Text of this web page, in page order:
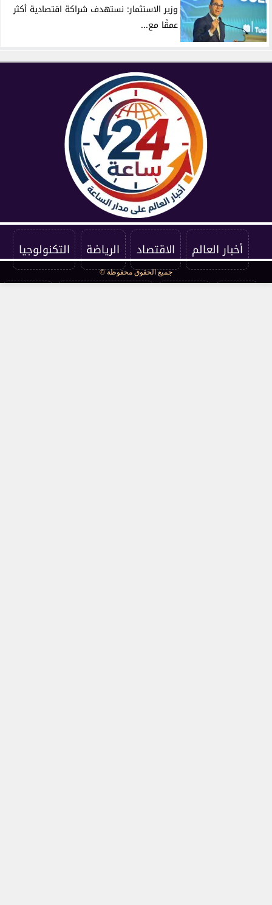
وزير الاستثمار: نستهدف شراكة اقتصادية أكثر
عمقًا مع...
أخبار العالم الاقتصاد الرياضة التكنولوجيا
جميع الحقوق محفوظة ©